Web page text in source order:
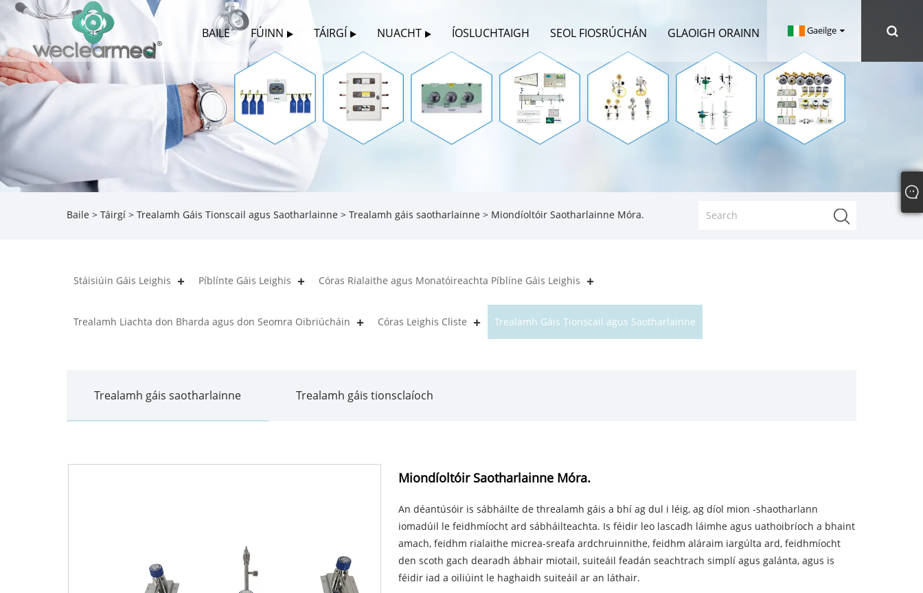
BAILE FÚINN TÁIRGÍ NUACHT ÍOSLUCHTAIGH SEOL FIOSRÚCHÁN GLAOIGH ORAINN Gaeilge
Baile > Táirgí > Trealamh Gáis Tionscail agus Saotharlainne > Trealamh gáis saotharlainne > Miondíoltóir Saotharlainne Móra.
Stáisiúin Gáis Leighis Píblínte Gáis Leighis Córas Rialaithe agus Monatóireachta Píblíne Gáis Leighis
Trealamh Liachta don Bharda agus don Seomra Oibriúcháin Córas Leighis Cliste Trealamh Gáis Tionscail agus Saotharlainne
Trealamh gáis saotharlainne Trealamh gáis tionsclaíoch
Miondíoltóir Saotharlainne Móra.
An déantúsóir is sábháilte de threalamh gáis a bhí ag dul i léig, ag díol mion -shaotharlann
iomadúil le feidhmíocht ard sábháilteachta. Is féidir leo lascadh láimhe agus uathoibríoch a bhaint
amach, feidhm rialaithe micrea-sreafa ardchruinnithe, feidhm aláraim iargúlta ard, feidhmíocht
den scoth gach dearadh ábhair miotail, suiteáil feadán seachtrach simplí agus galánta, agus is
féidir iad a oiliúint le haghaidh suiteáil ar an láthair.